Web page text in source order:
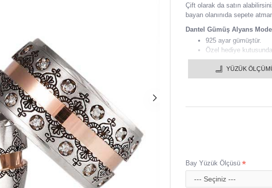
Çift olarak da satın
bayan olanınıda sepete
Dantel Gümüş Alyans
925 ayar gümüştür.
Özel hediye
925 ayar ürün
Taşlı tüm
Gümüş alyansınızı
Gümüş alyanslar
Bütün gümüş
YÜZÜK
Bay Yüzük Ölçüsü